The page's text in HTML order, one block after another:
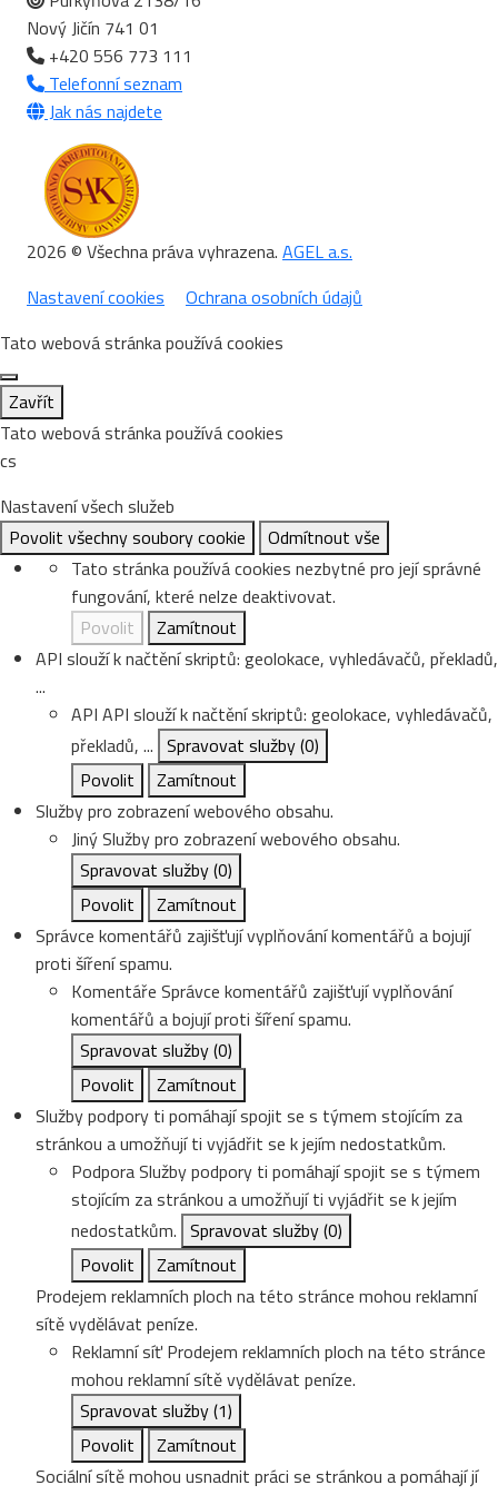
Nový Jičín 741 01
+420 556 773 111
Telefonní seznam
Jak nás najdete
2026 © Všechna práva vyhrazena. AGEL a.s.
Nastavení cookies
Ochrana osobních údajů
Tato webová stránka používá cookies
Zavřít
Tato webová stránka používá cookies
cs
Nastavení všech služeb
Povolit všechny soubory cookie
Odmítnout vše
Tato stránka používá cookies nezbytné pro její správné
fungování, které nelze deaktivovat.
Povolit
Zamítnout
API slouží k načtění skriptů: geolokace, vyhledávačů, překladů,
...
API API slouží k načtění skriptů: geolokace, vyhledávačů,
překladů, ... Spravovat služby(0)
Povolit
Zamítnout
Služby pro zobrazení webového obsahu.
JinýSlužby pro zobrazení webového obsahu.
Spravovat služby(0)
Povolit
Zamítnout
Správce komentářů zajišťují vyplňování komentářů a bojují
proti šíření spamu.
Komentáře Správce komentářů zajišťují vyplňování
komentářů a bojují proti šíření spamu.
Spravovat služby(0)
Povolit
Zamítnout
Služby podpory ti pomáhají spojit se s týmem stojícím za
stránkou a umožňují ti vyjádřit se k jejím nedostatkům.
PodporaSlužby podpory ti pomáhají spojit se s týmem
stojícím za stránkou a umožňují ti vyjádřit se k jejím
nedostatkům. Spravovat služby(0)
Povolit
Zamítnout
Prodejem reklamních ploch na této stránce mohou reklamní
sítě vydělávat peníze.
Reklamní síť Prodejem reklamních ploch na této stránce
mohou reklamní sítě vydělávat peníze.
Spravovat služby(1)
Povolit
Zamítnout
Sociální sítě mohou usnadnit práci se stránkou a pomáhají jí